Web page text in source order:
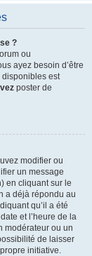
?
ou
ayez besoin d’être
disponibles est
poster de
modifier ou
un message
en cliquant sur le
a déjà répondu au
qu’il a été
et l’heure de la
modérateur ou un
de laisser
initiative.